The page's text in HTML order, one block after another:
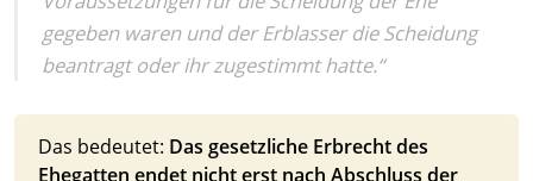
gegeben waren und der Erblasser die Scheidung
beantragt oder ihr zugestimmt hatte.“
Das bedeutet: Das gesetzliche Erbrecht des
Ehegatten endet nicht erst nach Abschluss der